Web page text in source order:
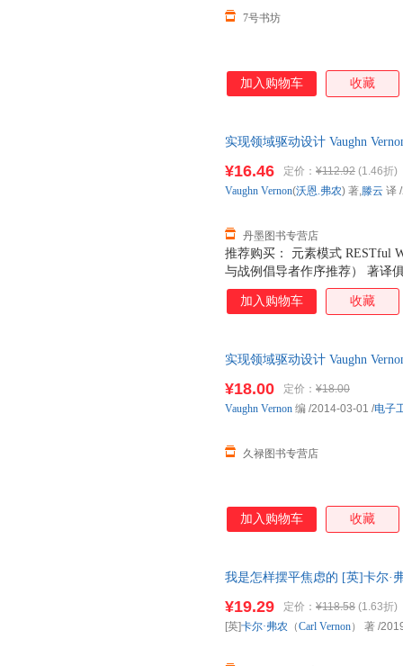
7号书坊
加入购物车 收藏
实现领域驱动设计 Vaughn
推荐购买： 元素模式 RESTful
与战例倡导者作序推荐） 著译
整涵盖DDD各方面知识 提供大
接之典范 架构师、程序员境界
¥16.46 定价： ¥112.92 (1.46折)
丹墨图书专营店
Vaughn Vernon(沃恩.弗农) 著,滕云 译
加入购物车 收藏
实现领域驱动设计 Vaughn
¥18.00 定价： ¥18.00
久禄图书专营店
Vaughn Vernon 编 /2014-03-01 /电子
加入购物车 收藏
我是怎样摆平焦虑的 [英]卡尔·
¥19.29 定价： ¥118.58 (1.63折)
[英]卡尔·弗农 （Carl Vernon） 著 /